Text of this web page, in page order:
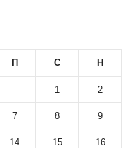
П С Н
1 2
7 8 9
14 15 16